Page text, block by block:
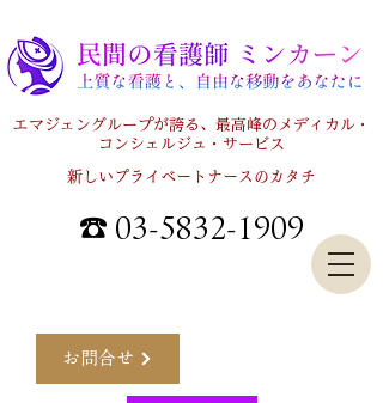
エマジェングループが誇る、最高峰のメディカル・
コンシェルジュ・サービス
新しいプライベートナースのカタチ
☎ 03-5832-1909
お問合せ